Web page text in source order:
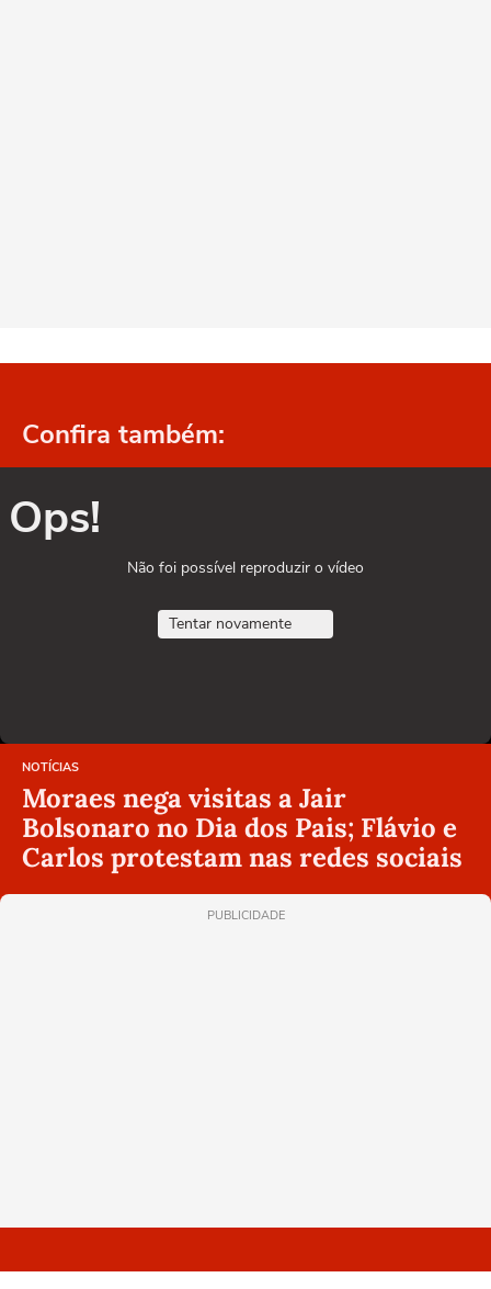
Confira também:
Ops!
Não foi possível reproduzir o vídeo
Tentar novamente
NOTÍCIAS
Moraes nega visitas a Jair
Bolsonaro no Dia dos Pais; Flávio e
Carlos protestam nas redes sociais
PUBLICIDADE